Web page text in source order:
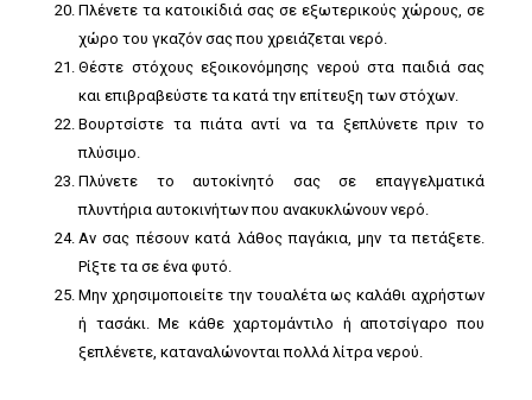
Πλένετε τα κατοικίδιά σας σε εξωτερικούς χώρους, σε
χώρο του γκαζόν σας που χρειάζεται νερό.
Θέστε στόχους εξοικονόμησης νερού στα παιδιά σας
και επιβραβεύστε τα κατά την επίτευξη των στόχων.
Βουρτσίστε τα πιάτα αντί να τα ξεπλύνετε πριν το
πλύσιμο.
Πλύνετε το αυτοκίνητό σας σε επαγγελματικά
πλυντήρια αυτοκινήτων που ανακυκλώνουν νερό.
Αν σας πέσουν κατά λάθος παγάκια, μην τα πετάξετε.
Ρίξτε τα σε ένα φυτό.
Μην χρησιμοποιείτε την τουαλέτα ως καλάθι αχρήστων
ή τασάκι. Με κάθε χαρτομάντιλο ή αποτσίγαρο που
ξεπλένετε, καταναλώνονται πολλά λίτρα νερού.